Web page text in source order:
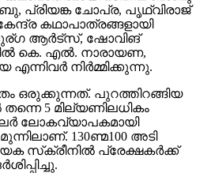
പ്രിയങ്ക ചോപ്ര, പൃഥ്വിരാജ്
കഥാപാത്രങ്ങളായി
ദുര്ഗ ആര്‍ട്‌സ്, ഷോവിങ്
കെ. എല്‍. നാരായണ,
നിര്‍മ്മിക്കുന്നു.
ഒരുക്കുന്നത്. പുറത്തിറങ്ങിയ
5 മില്യണിലധികം
ലോകവ്യാപകമായി
130ണ്മ100 അടി
സ്‌ക്രീനില്‍ പ്രേക്ഷകര്‍ക്ക്